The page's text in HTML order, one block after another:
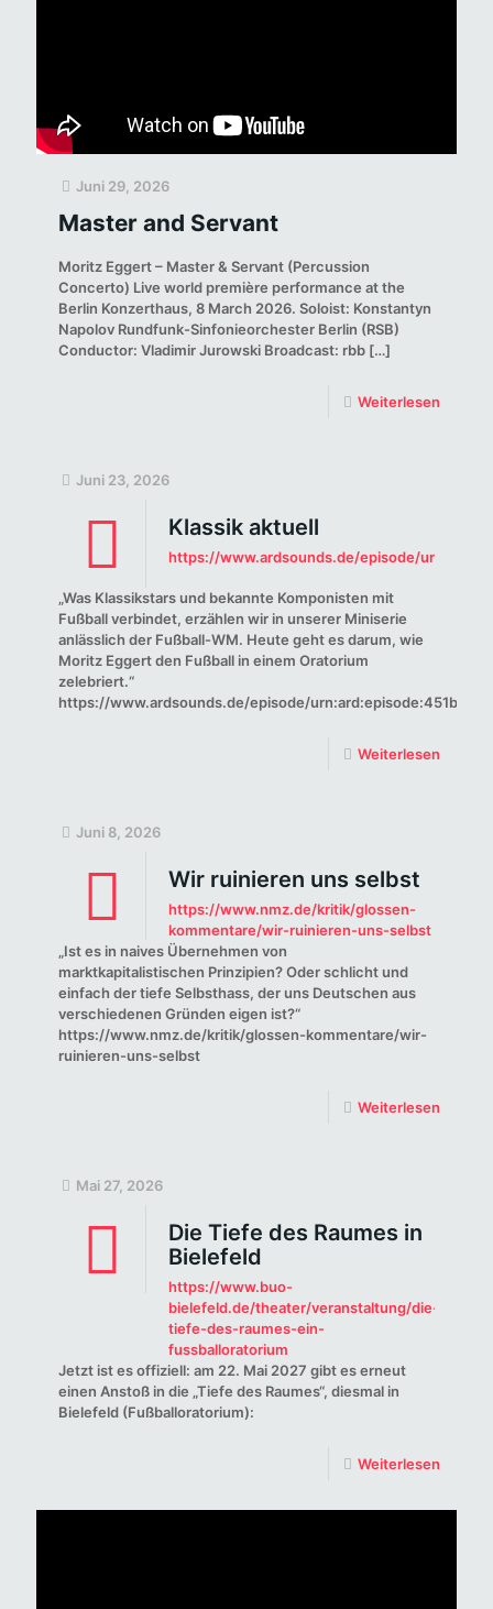
Juni 29, 2026
Master and Servant
Moritz Eggert – Master & Servant (Percussion
Concerto) Live world première performance at the
Berlin Konzerthaus, 8 March 2026. Soloist: Konstantyn
Napolov Rundfunk-Sinfonieorchester Berlin (RSB)
Conductor: Vladimir Jurowski Broadcast: rbb […]
Weiterlesen
Juni 23, 2026
Klassik aktuell
https://www.ardsounds.de/episode/
„Was Klassikstars und bekannte Komponisten mit
Fußball verbindet, erzählen wir in unserer Miniserie
anlässlich der Fußball-WM. Heute geht es darum, wie
Moritz Eggert den Fußball in einem Oratorium
zelebriert.“
https://www.ardsounds.de/episode/
Weiterlesen
Juni 8, 2026
Wir ruinieren uns selbst
https://www.nmz.de/kritik/glossen-
kommentare/wir-ruinieren-uns-selbst
„Ist es in naives Übernehmen von
marktkapitalistischen Prinzipien? Oder schlicht und
einfach der tiefe Selbsthass, der uns Deutschen aus
verschiedenen Gründen eigen ist?“
https://www.nmz.de/kritik/glossen-kommentare/wir-
ruinieren-uns-selbst
Weiterlesen
Mai 27, 2026
Die Tiefe des Raumes in
Bielefeld
https://www.buo-
bielefeld.de/theater/veranstaltung/die-
tiefe-des-raumes-ein-
fussballoratorium
Jetzt ist es offiziell: am 22. Mai 2027 gibt es erneut
einen Anstoß in die „Tiefe des Raumes“, diesmal in
Bielefeld (Fußballoratorium):
Weiterlesen